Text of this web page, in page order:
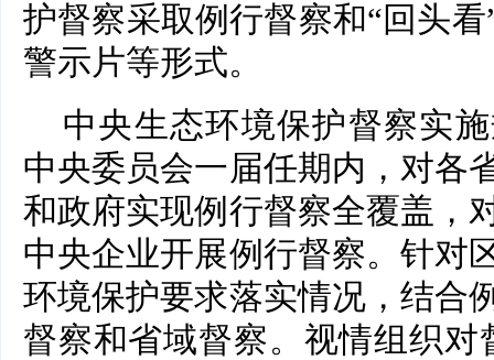
护督察采取例行督察和“回头
警示片等形式。
中央生态环境保护督察实
中央委员会一届任期内，对各
和政府实现例行督察全覆盖，
中央企业开展例行督察。针对
环境保护要求落实情况，结合
督察和省域督察。视情组织对